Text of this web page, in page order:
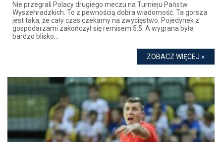
Nie przegrali Polacy drugiego meczu na Turnieju Państw
Wyszehradzkich. To z pewnością dobra wiadomość. Ta gorsza
jest taka, że cały czas czekamy na zwycięstwo. Pojedynek z
gospodarzami zakończył się remisem 5:5. A wygrana była
bardzo blisko...
ZOBACZ WIĘCEJ »